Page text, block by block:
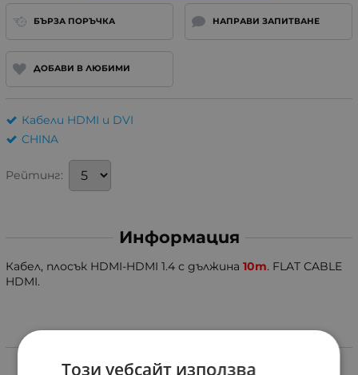
БЪРЗА ПОРЪЧКА НАПРАВИ ЗАПИТВАНЕ
ДОБАВИ В ЛЮБИМИ
Кабели HDMI и DVI
CHINA
Рейтинг:
Информация
Кабел, плосък HDMI-HDMI 1.4 с дължина 10m. FLAT CABLE
HDMI.
Този уебсайт използва